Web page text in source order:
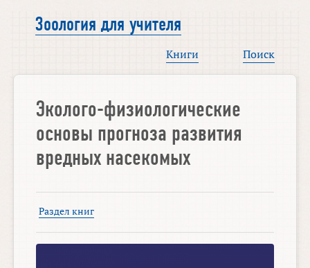
Зоология для учителя
Книги Поиск
Эколого-физиологические
основы прогноза развития
вредных насекомых
Раздел книг